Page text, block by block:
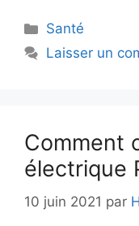
Catégories
Santé
Laisser un
Comment
électrique
10 juin 2021 par